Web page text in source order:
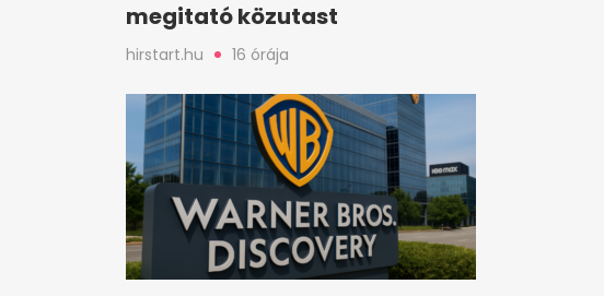
megitató közutast
hirstart.hu 16 órája